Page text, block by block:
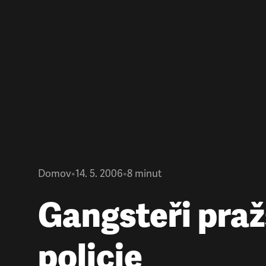
Domov•14. 5. 2006•8 minut
Gangsteři
policie